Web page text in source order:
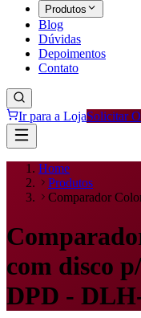
Produtos
Blog
Dúvidas
Depoimentos
Contato
Ir para a LojaSolicitar
Home
Produtos
Comparador
com disco
DPD -